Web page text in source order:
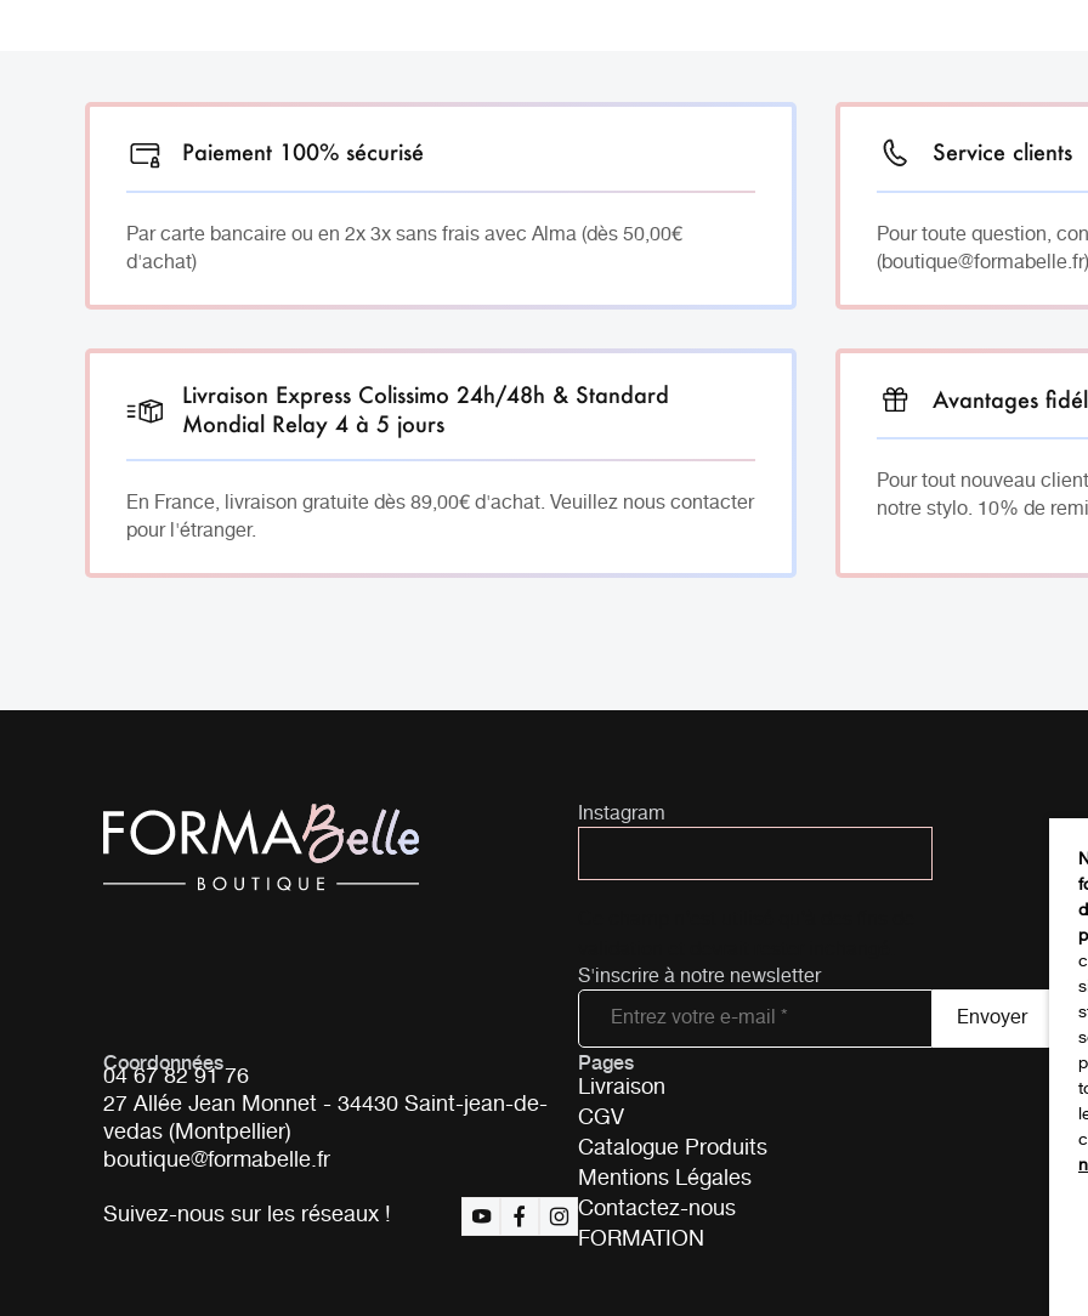
Paiement 100% sécurisé
Par carte bancaire ou en 2x 3x sans frais avec Alma (dès 50,00€
d'achat)
Service clients
Pour toute question,
Livraison Express Colissimo 24h/48h & Standard
Mondial Relay 4 à 5 jours
En France, livraison gratuite dès 89,00€ d'achat. Veuillez nous contacter
pour l'étranger.
Avantages
Pour tout nouveau
notre stylo. 10% de
Instagram
S'inscrire à notre newsletter
Coordonnées
04 67 82 91 76
27 Allée Jean Monnet - 34430 Saint-jean-de-
vedas (Montpellier)
boutique@formabelle.fr
Suivez-nous sur les réseaux !
Pages
Livraison
CGV
Catalogue Produits
Mentions Légales
Contactez-nous
FORMATION